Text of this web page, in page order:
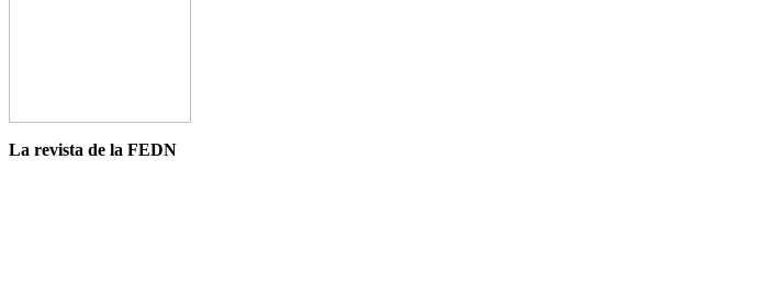
La revista de la FEDN